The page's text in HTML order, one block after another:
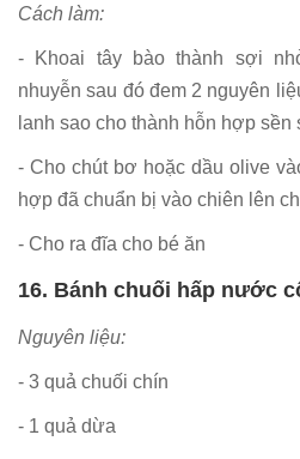
Cách làm:
- Khoai tây bào thành sợi
nhuyễn sau đó đem 2 nguyên
lanh sao cho thành hỗn hợp sền
- Cho chút bơ hoặc dầu olive
hợp đã chuẩn bị vào chiên lên
- Cho ra đĩa cho bé ăn
16. Bánh chuối hấp nước
Nguyên liệu:
- 3 quả chuối chín
- 1 quả dừa